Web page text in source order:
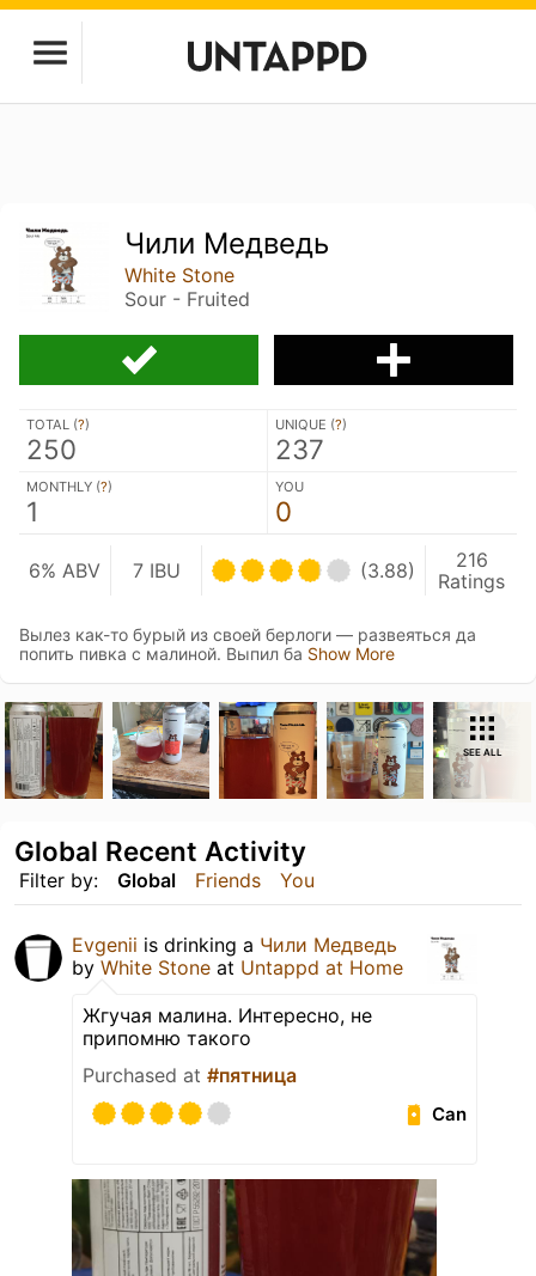
Чили Медведь
White Stone
Sour - Fruited
TOTAL (?)
250
UNIQUE (?)
237
MONTHLY (?)
1
YOU
0
6% ABV 7 IBU (3.88)
216
Ratings
Вылез как-то бурый из своей берлоги — развеяться да
попить пивка с малиной. Выпил ба Show More
SEE ALL
Filter by: Global Friends You
Global Recent Activity
Evgenii is drinking a Чили Медведь
by White Stone at Untappd at Home
Жгучая малина. Интересно, не
припомню такого
Purchased at #пятница
Can